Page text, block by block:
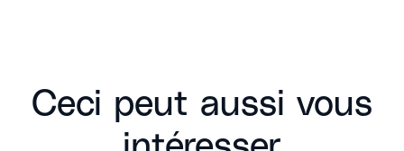
Ceci peut aussi vous